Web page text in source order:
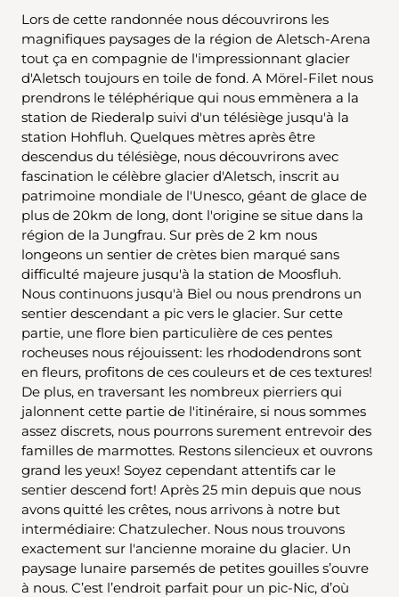
Lors de cette randonnée nous découvrirons les
magnifiques paysages de la région de Aletsch-Arena
tout ça en compagnie de l'impressionnant glacier
d'Aletsch toujours en toile de fond. A Mörel-Filet nous
prendrons le téléphérique qui nous emmènera a la
station de Riederalp suivi d'un télésiège jusqu'à la
station Hohfluh. Quelques mètres après être
descendus du télésiège, nous découvrirons avec
fascination le célèbre glacier d'Aletsch, inscrit au
patrimoine mondiale de l'Unesco, géant de glace de
plus de 20km de long, dont l'origine se situe dans la
région de la Jungfrau. Sur près de 2 km nous
longeons un sentier de crètes bien marqué sans
difficulté majeure jusqu'à la station de Moosfluh.
Nous continuons jusqu'à Biel ou nous prendrons un
sentier descendant a pic vers le glacier. Sur cette
partie, une flore bien particulière de ces pentes
rocheuses nous réjouissent: les rhododendrons sont
en fleurs, profitons de ces couleurs et de ces textures!
De plus, en traversant les nombreux pierriers qui
jalonnent cette partie de l'itinéraire, si nous sommes
assez discrets, nous pourrons surement entrevoir des
familles de marmottes. Restons silencieux et ouvrons
grand les yeux! Soyez cependant attentifs car le
sentier descend fort! Après 25 min depuis que nous
avons quitté les crêtes, nous arrivons à notre but
intermédiaire: Chatzulecher. Nous nous trouvons
exactement sur l'ancienne moraine du glacier. Un
paysage lunaire parsemés de petites gouilles s’ouvre
à nous. C’est l’endroit parfait pour un pic-Nic, d’où